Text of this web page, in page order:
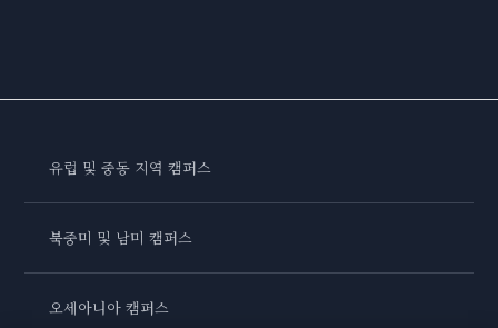
유럽 및 중동 지역 캠퍼스
북중미 및 남미 캠퍼스
오세아니아 캠퍼스